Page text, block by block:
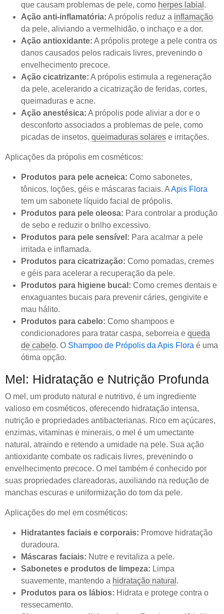
que causam problemas de pele, como herpes labial .
Ação anti-inflamatória: A própolis reduz a inflamação
da pele, aliviando a vermelhidão, o inchaço e a dor.
Ação antioxidante: A própolis protege a pele contra os
danos causados pelos radicais livres, prevenindo o
envelhecimento precoce.
Ação cicatrizante: A própolis estimula a regeneração
da pele, acelerando a cicatrização de feridas, cortes,
queimaduras e acne.
Ação anestésica: A própolis pode aliviar a dor e o
desconforto associados a problemas de pele, como
picadas de insetos, queimaduras solares e irritações.
Aplicações da própolis em cosméticos:
Produtos para pele acneica: Como sabonetes,
tônicos, loções, géis e máscaras faciais. AApis Flora
tem um sabonete líquido facial de própolis.
Produtos para pele oleosa: Para controlar a produção
de sebo e reduzir o brilho excessivo.
Produtos para pele sensível: Para acalmar a pele
irritada e inflamada.
Produtos para cicatrização: Como pomadas, cremes
e géis para acelerar a recuperação da pele.
Produtos para higiene bucal: Como cremes dentais e
enxaguantes bucais para prevenir cáries, gengivite e
mau hálito.
Produtos para cabelo: Como shampoos e
condicionadores para tratar caspa, seborreia e queda
de cabelo. O Shampoo de Própolis da Apis Flora é uma
ótima opção.
Mel: Hidratação e Nutrição Profunda
O mel, um produto natural e nutritivo, é um ingrediente
valioso em cosméticos, oferecendo hidratação intensa,
nutrição e propriedades antibacterianas. Rico em açúcares,
enzimas, vitaminas e minerais, o mel é um umectante
natural, atraindo e retendo a umidade na pele. Sua ação
antioxidante combate os radicais livres, prevenindo o
envelhecimento precoce. O mel também é conhecido por
suas propriedades clareadoras, auxiliando na redução de
manchas escuras e uniformização do tom da pele.
Aplicações do mel em cosméticos:
Hidratantes faciais e corporais: Promove hidratação
duradoura.
Máscaras faciais: Nutre e revitaliza a pele.
Sabonetes e produtos de limpeza: Limpa
suavemente, mantendo a hidratação natural .
Produtos para os lábios: Hidrata e protege contra o
ressecamento.